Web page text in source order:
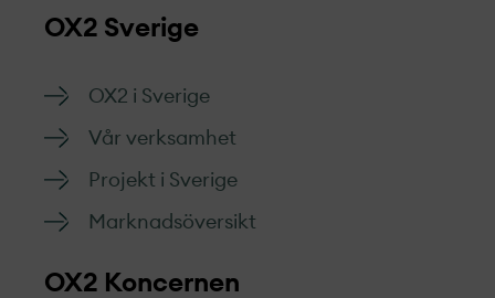
OX2 Sverige
OX2 i Sverige
Vår verksamhet
Projekt­ i Sverige
Marknads­översikt
OX2 Koncernen